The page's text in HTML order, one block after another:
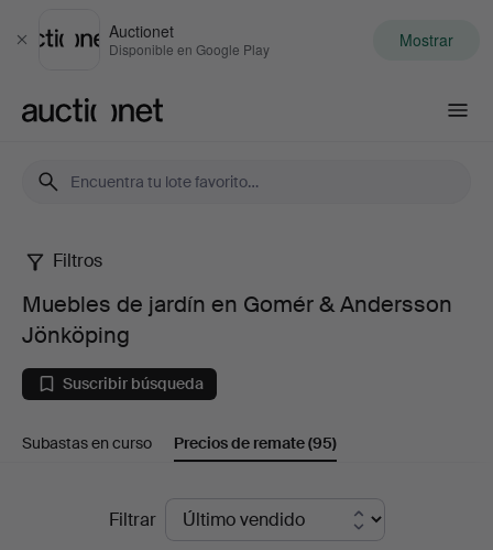
Cerrar
Auctionet
Disponible en Google Play Mostrar
Muebles
de
jardín
en
Filtros
Muebles de jardín en Gomér & Andersson
Jönköping
Suscribir búsqueda
Subastas en curso Precios de remate(95)
Filtrar